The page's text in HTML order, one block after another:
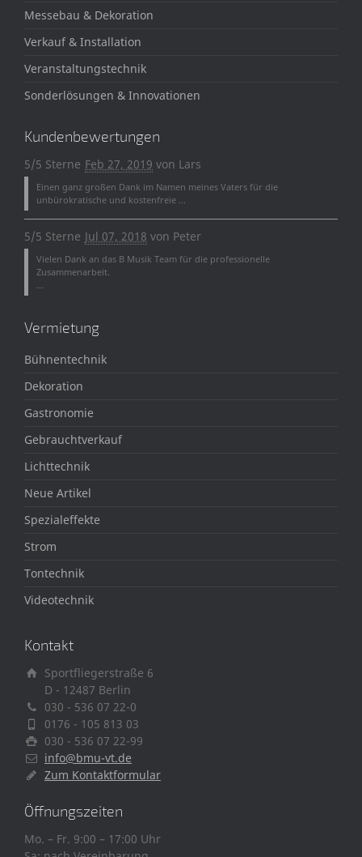
Messebau & Dekoration
Verkauf & Installation
Veranstaltungstechnik
Sonderlösungen & Innovationen
Kundenbewertungen
5/5 Sterne Feb 27, 2019 von Lars
Einen ganz großen Dank im Namen meines Vaters für die
unbürokratische und kostenfreie ...
5/5 Sterne Jul 07, 2018 von Peter
Vielen Dank an das B Musik Team für die professionelle
Zusammenarbeit.
...
Vermietung
Bühnentechnik
Dekoration
Gastronomie
Gebrauchtverkauf
Lichttechnik
Neue Artikel
Spezialeffekte
Strom
Tontechnik
Videotechnik
Kontakt
Sportfliegerstraße 6
D - 12487 Berlin
030 - 536 07 22-0
0176 - 105 813 03
030 - 536 07 22-99
info@bmu-vt.de
Zum Kontaktformular
Öffnungszeiten
Mo. – Fr. 9:00 – 17:00 Uhr